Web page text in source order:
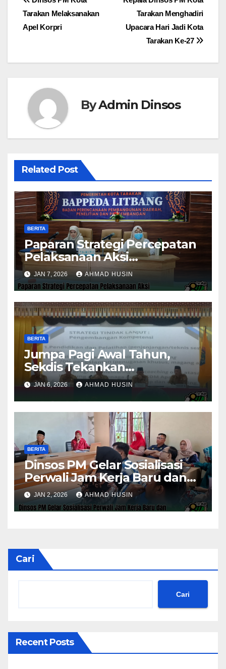
pos
Tarakan Menghadiri
Upacara Hari Jadi Kota
Tarakan Ke-27
Tarakan Melaksanakan
Apel Korpri
ByAdmin Dinsos
Related Post
BERITA
Paparan Strategi Percepatan
Pelaksanaan Aksi
Konvergensi Penurunan
Stunting 2025
JAN 7, 2026 AHMAD HUSIN
BERITA
Jumpa Pagi Awal Tahun,
Sekdis Tekankan
Pengawasan Aset dan
Evaluasi Kinerja
Pemerintahan
JAN 6, 2026 AHMAD HUSIN
BERITA
Dinsos PM Gelar Sosialisasi
Perwali Jam Kerja Baru dan
Kinerja Tahun 2026
JAN 2, 2026 AHMAD HUSIN
Cari
Cari
Recent Posts